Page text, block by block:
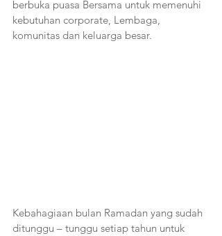
berbuka puasa Bersama untuk memenuhi
kebutuhan corporate, Lembaga,
komunitas dan keluarga besar.
Kebahagiaan bulan Ramadan yang sudah
ditunggu – tunggu setiap tahun untuk